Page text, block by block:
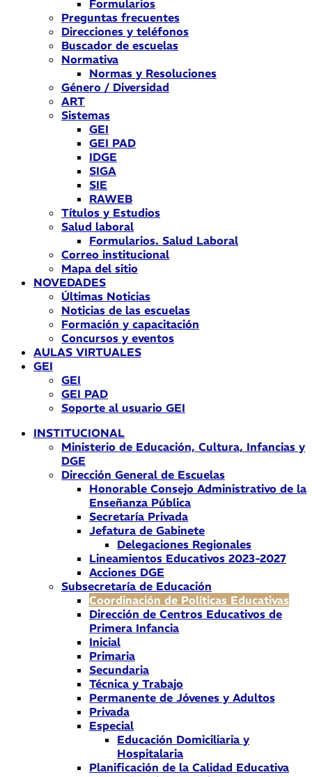
Formularios
Preguntas frecuentes
Direcciones y teléfonos
Buscador de escuelas
Normativa
Normas y Resoluciones
Género / Diversidad
ART
Sistemas
GEI
GEI PAD
IDGE
SIGA
SIE
RAWEB
Títulos y Estudios
Salud laboral
Formularios. Salud Laboral
Correo institucional
Mapa del sitio
NOVEDADES
Últimas Noticias
Noticias de las escuelas
Formación y capacitación
Concursos y eventos
AULAS VIRTUALES
GEI
GEI
GEI PAD
Soporte al usuario GEI
INSTITUCIONAL
Ministerio de Educación, Cultura, Infancias y
DGE
Dirección General de Escuelas
Honorable Consejo Administrativo de la
Enseñanza Pública
Secretaría Privada
Jefatura de Gabinete
Delegaciones Regionales
Lineamientos Educativos 2023-2027
Acciones DGE
Subsecretaría de Educación
Coordinación de Políticas Educativas
Dirección de Centros Educativos de
Primera Infancia
Inicial
Primaria
Secundaria
Técnica y Trabajo
Permanente de Jóvenes y Adultos
Privada
Especial
Educación Domiciliaria y
Hospitalaria
Planificación de la Calidad Educativa